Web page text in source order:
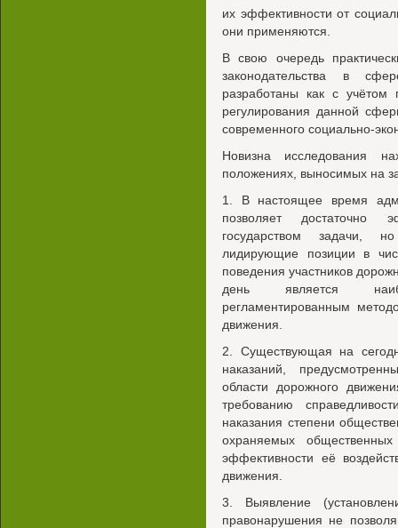
их эффективности от
они применяются.
В свою очередь
законодательства в
разработаны как с учётом
регулирования данной
современного социально-
Новизна исследования
положениях, выносимых на
1. В настоящее время
позволяет достаточно
государством задачи,
лидирующие позиции в
поведения участников
день является
регламентированным
движения.
2. Существующая на
наказаний,
области дорожного
требованию
наказания степени
охраняемых
эффективности её
движения.
3. Выявление
правонарушения не